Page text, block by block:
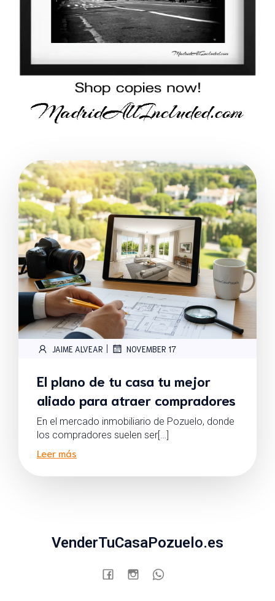
JAIME ALVEAR | NOVEMBER 17
El plano de tu casa tu mejor
aliado para atraer compradores
En el mercado inmobiliario de Pozuelo, donde
los compradores suelen ser[…]
Leer más
VenderTuCasaPozuelo.es